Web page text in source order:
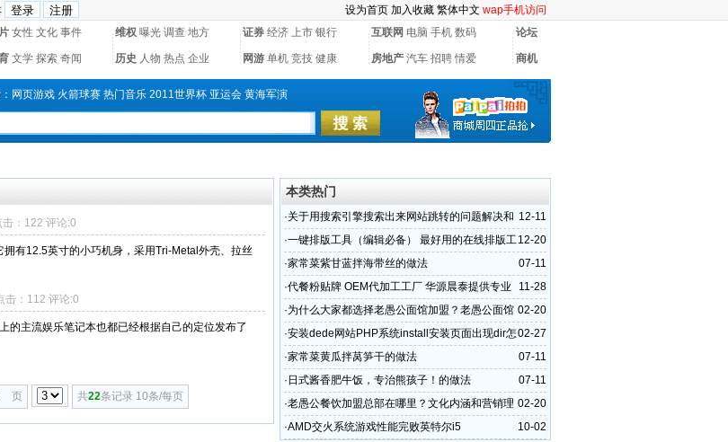
设为首页 加入收藏 繁体中文 wap手机访问
女性 文化 事件 维权 曝光 调查 地方 证券 经济 上市 银行 互联网 电脑 手机 数码 论坛
文学 探索 奇闻 历史 人物 热点 企业 网游 单机 竞技 健康 房地产 汽车 招聘 情爱 商机
网页游戏 火箭球赛 热门音乐 2011世界杯 亚运会 黄海军演
：122 评论:0
有12.5英寸的小巧机身，采用Tri-Metal外壳、拉丝
击：112 评论:0
的主流娱乐笔记本也都已经根据自己的定位发布了
页 共22条记录 10条/每页
本类热门
12-11
·关于用搜索引擎搜索出来网站跳转的问题解决和
常见的挂马代码
12-20
·一键排版工具（编辑必备） 最好用的在线排版工
具
07-11
·家常菜紫甘蓝拌海带丝的做法
11-28
·代餐粉贴牌 OEM代加工工厂 华源晨泰提供专业
服务
02-20
·为什么大家都选择老愚公面馆加盟？老愚公面馆
有什么优势？
02-27
·安装dede网站PHP系统install安装页面出现dir怎
07-11
·家常菜黄瓜拌莴笋干的做法
07-11
· 日式酱香肥牛饭，专治熊孩子！的做法
02-20
·老愚公餐饮加盟总部在哪里？文化内涵和营销理
念是什么？
10-02
·AMD交火系统游戏性能完败英特尔i5